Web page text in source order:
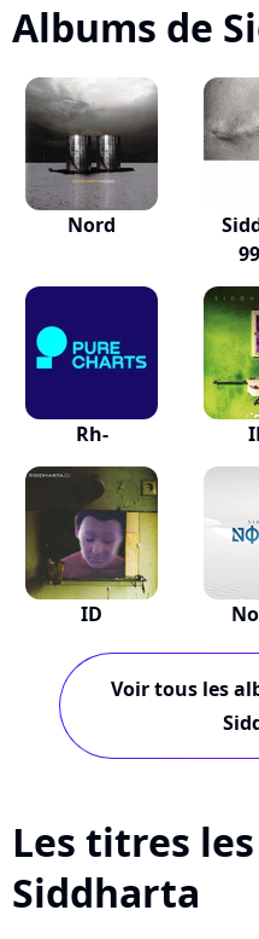
Albums de
Nord
Rh-
ID
Voir tous les
Les titres
Siddharta